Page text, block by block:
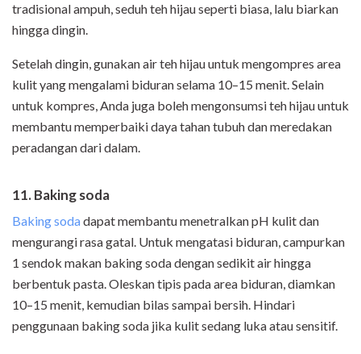
tradisional ampuh, seduh teh hijau seperti biasa, lalu biarkan
hingga dingin.
Setelah dingin, gunakan air teh hijau untuk mengompres area
kulit yang mengalami biduran selama 10–15 menit. Selain
untuk kompres, Anda juga boleh mengonsumsi teh hijau untuk
membantu memperbaiki daya tahan tubuh dan meredakan
peradangan dari dalam.
11. Baking soda
Baking sodadapat membantu menetralkan pH kulit dan
mengurangi rasa gatal. Untuk mengatasi biduran, campurkan
1 sendok makan baking soda dengan sedikit air hingga
berbentuk pasta. Oleskan tipis pada area biduran, diamkan
10–15 menit, kemudian bilas sampai bersih. Hindari
penggunaan baking soda jika kulit sedang luka atau sensitif.